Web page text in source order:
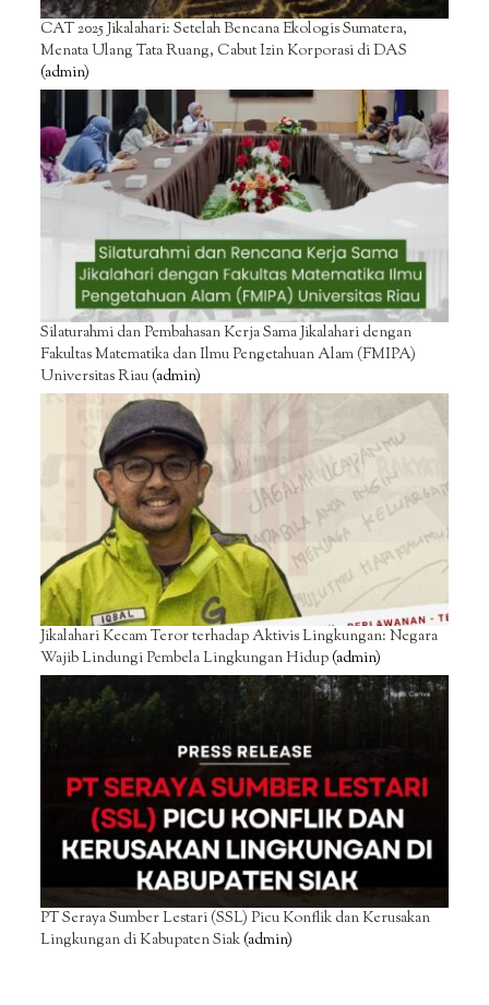
CAT 2025 Jikalahari: Setelah Bencana Ekologis Sumatera,
Menata Ulang Tata Ruang, Cabut Izin Korporasi di DAS
(admin)
Silaturahmi dan Pembahasan Kerja Sama Jikalahari dengan
Fakultas Matematika dan Ilmu Pengetahuan Alam (FMIPA)
Universitas Riau(admin)
Jikalahari Kecam Teror terhadap Aktivis Lingkungan: Negara
Wajib Lindungi Pembela Lingkungan Hidup(admin)
PT Seraya Sumber Lestari (SSL) Picu Konflik dan Kerusakan
Lingkungan di Kabupaten Siak(admin)